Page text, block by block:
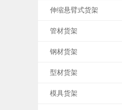
伸缩悬臂式货架
管材货架
钢材货架
型材货架
模具货架